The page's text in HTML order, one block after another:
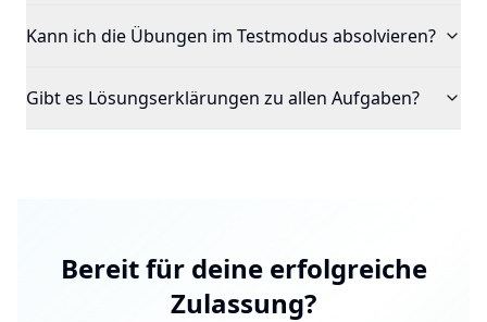
Kann ich die Übungen im Testmodus absolvieren?
Gibt es Lösungserklärungen zu allen Aufgaben?
Bereit für deine erfolgreiche
Zulassung?